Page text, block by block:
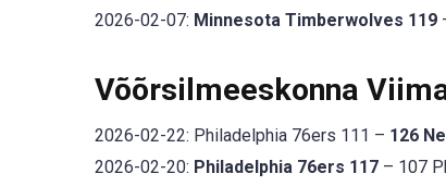
2026-02-07: Minnesota Timberwolves 119
Võõrsilmeeskonna
2026-02-22: Philadelphia 76ers 111 – 126
2026-02-20: Philadelphia 76ers 117 – 107